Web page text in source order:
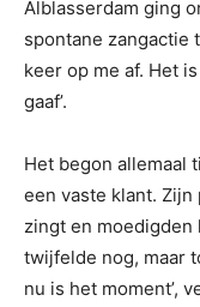
Alblasserdam ging
spontane zangactie
keer op me af. Het
gaaf’.
Het begon allemaal
een vaste klant. Zijn
zingt en moedigden
twijfelde nog, maar
nu is het moment’,